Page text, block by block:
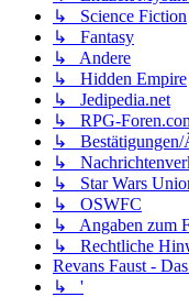
↳ Science Fiction
↳ Fantasy
↳ Andere
↳ Hidden Empire
↳ Jedipedia.net
↳ RPG-
↳ Bestätigungen/
↳
↳ Star Wars
↳ OSWFC
↳ Angaben zum
↳ Rechtliche
Revans Faust -
↳ '